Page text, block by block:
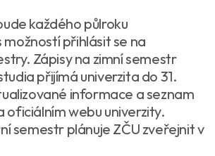
každého půlroku
přihlásit se na
Zápisy na zimní semestr
přijímá univerzita do 31.
informace a seznam
oficiálním webu univerzity.
semestr plánuje ZČU zveřejnit v